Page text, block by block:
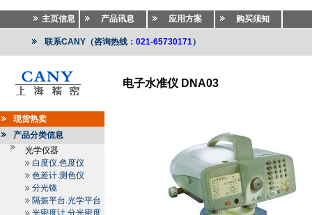
主页信息 产品讯息 应用方案 购买须知
联系CANY（咨询热线： 021-65730171）
电子水准仪 DNA03
现货热卖
产品分类信息
光学仪器
白度仪.色度仪
色差计.测色仪
分光镜
隔振平台.光学平台
光密度计.分光密度